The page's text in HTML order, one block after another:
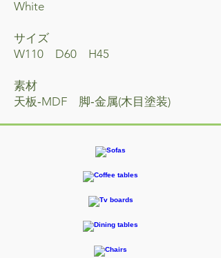
White
サイズ
W110 D60 H45
素材
天板‐MDF 脚‐金属(木目塗装)